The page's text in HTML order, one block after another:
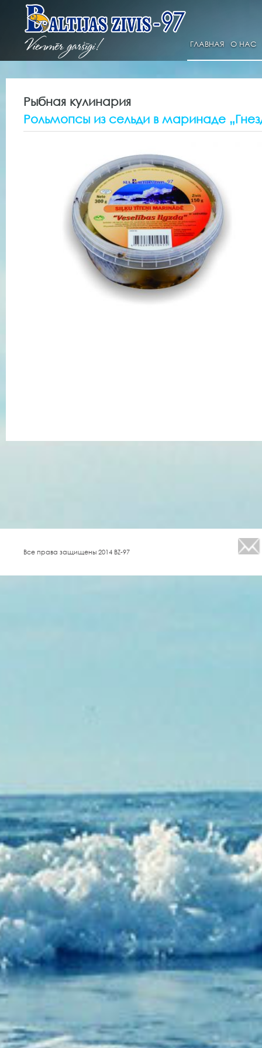
ГЛАВНАЯ О НАС
Рыбная кулинария
Рольмопсы из сельди в маринаде
Все права защищены 2014 BZ-97